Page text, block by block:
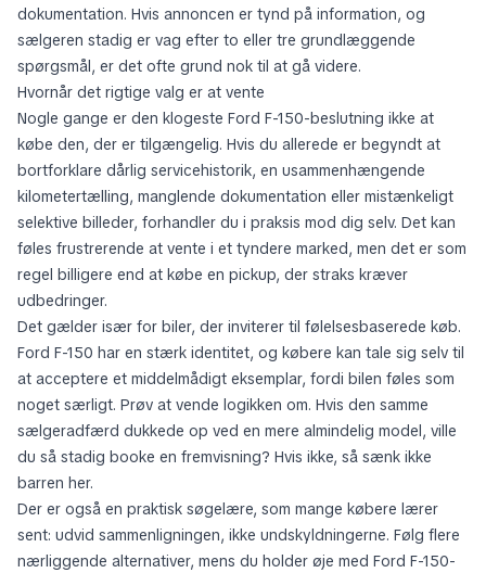
dokumentation. Hvis annoncen er tynd på information, og
sælgeren stadig er vag efter to eller tre grundlæggende
spørgsmål, er det ofte grund nok til at gå videre.
Hvornår det rigtige valg er at vente
Nogle gange er den klogeste Ford F-150-beslutning ikke at
købe den, der er tilgængelig. Hvis du allerede er begyndt at
bortforklare dårlig servicehistorik, en usammenhængende
kilometertælling, manglende dokumentation eller mistænkeligt
selektive billeder, forhandler du i praksis mod dig selv. Det kan
føles frustrerende at vente i et tyndere marked, men det er som
regel billigere end at købe en pickup, der straks kræver
udbedringer.
Det gælder især for biler, der inviterer til følelsesbaserede køb.
Ford F-150 har en stærk identitet, og købere kan tale sig selv til
at acceptere et middelmådigt eksemplar, fordi bilen føles som
noget særligt. Prøv at vende logikken om. Hvis den samme
sælgeradfærd dukkede op ved en mere almindelig model, ville
du så stadig booke en fremvisning? Hvis ikke, så sænk ikke
barren her.
Der er også en praktisk søgelære, som mange købere lærer
sent: udvid sammenligningen, ikke undskyldningerne. Følg flere
nærliggende alternativer, mens du holder øje med Ford F-150-